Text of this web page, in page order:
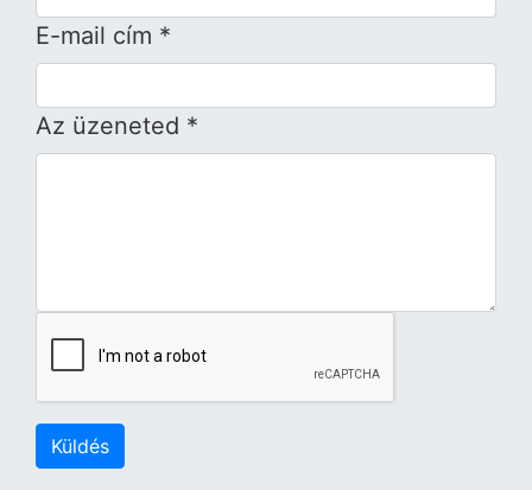
E-mail cím *
Az üzeneted *
Küldés